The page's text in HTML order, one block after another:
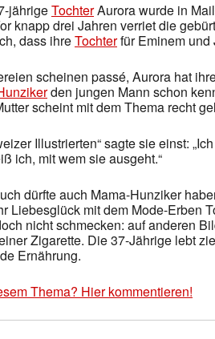
jährigeTochterAurora wurde in
knapp drei Jahren verriet die
dass ihreTochterfür Eminem und
scheinen passé, Aurora hat
den jungen Mann schon
scheint mit dem Thema recht
Illustrierten“ sagte sie einst:
ich, mit wem sie ausgeht.“
dürfte auch Mama-Hunziker
Liebesglück mit dem Mode-Erben
nicht schmecken: auf anderen
Zigarette. Die 37-Jährige lebt
Ernährung.
Thema? Hier kommentieren!